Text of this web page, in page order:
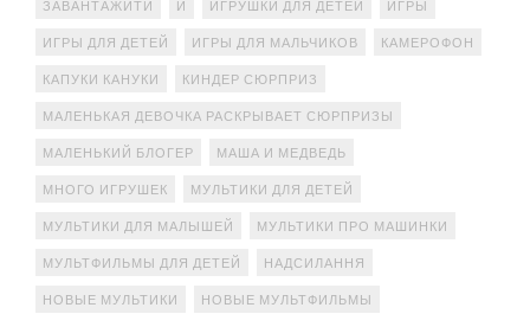
ЗАВАНТАЖИТИ И ИГРУШКИ ДЛЯ ДЕТЕЙ ИГРЫ
ИГРЫ ДЛЯ ДЕТЕЙ ИГРЫ ДЛЯ МАЛЬЧИКОВ КАМЕРОФОН
КАПУКИ КАНУКИ КИНДЕР СЮРПРИЗ
МАЛЕНЬКАЯ ДЕВОЧКА РАСКРЫВАЕТ СЮРПРИЗЫ
МАЛЕНЬКИЙ БЛОГЕР МАША И МЕДВЕДЬ
МНОГО ИГРУШЕК МУЛЬТИКИ ДЛЯ ДЕТЕЙ
МУЛЬТИКИ ДЛЯ МАЛЫШЕЙ МУЛЬТИКИ ПРО МАШИНКИ
МУЛЬТФИЛЬМЫ ДЛЯ ДЕТЕЙ НАДСИЛАННЯ
НОВЫЕ МУЛЬТИКИ НОВЫЕ МУЛЬТФИЛЬМЫ